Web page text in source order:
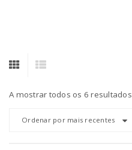
A mostrar todos os 6 resultados
Ordenar por mais recentes